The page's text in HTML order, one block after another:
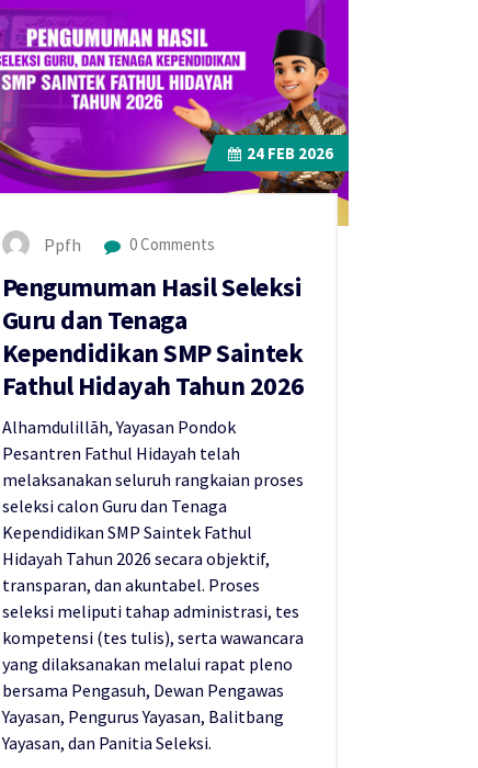
24FEB 2026
Ppfh 0 Comments
Pengumuman Hasil Seleksi
Guru dan Tenaga
Kependidikan SMP Saintek
Fathul Hidayah Tahun 2026
Alhamdulillāh, Yayasan Pondok
Pesantren Fathul Hidayah telah
melaksanakan seluruh rangkaian proses
seleksi calon Guru dan Tenaga
Kependidikan SMP Saintek Fathul
Hidayah Tahun 2026 secara objektif,
transparan, dan akuntabel. Proses
seleksi meliputi tahap administrasi, tes
kompetensi (tes tulis), serta wawancara
yang dilaksanakan melalui rapat pleno
bersama Pengasuh, Dewan Pengawas
Yayasan, Pengurus Yayasan, Balitbang
Yayasan, dan Panitia Seleksi.